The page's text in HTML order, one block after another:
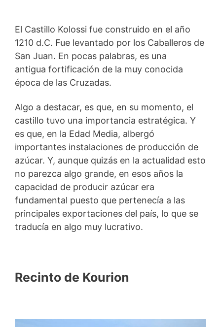
El Castillo Kolossi fue construido en el año
1210 d.C. Fue levantado por los Caballeros de
San Juan. En pocas palabras, es una
antigua fortificación de la muy conocida
época de las Cruzadas.
Algo a destacar, es que, en su momento, el
castillo tuvo una importancia estratégica. Y
es que, en la Edad Media, albergó
importantes instalaciones de producción de
azúcar. Y, aunque quizás en la actualidad esto
no parezca algo grande, en esos años la
capacidad de producir azúcar era
fundamental puesto que pertenecía a las
principales exportaciones del país, lo que se
traducía en algo muy lucrativo.
Recinto de Kourion